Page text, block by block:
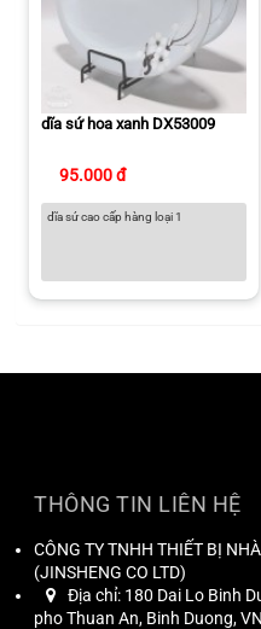
dĩa sứ hoa xanh DX53009
95.000 đ
dĩa sứ cao cấp hàng loại 1
THÔNG TIN LIÊN HỆ
CÔNG TY TNHH THIẾT BỊ
(JINSHENG CO LTD)
Địa chỉ: 180 Dai Lo Binh
pho Thuan An, Binh Duong, VN